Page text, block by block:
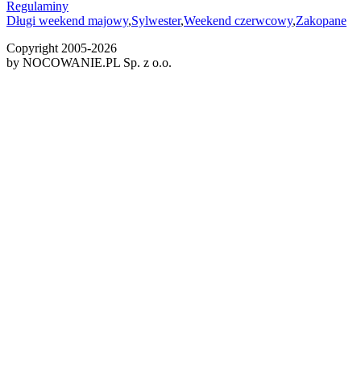
Regulaminy
Długi weekend majowy,Sylwester,Weekend czerwcowy,Zakopane
Copyright 2005-2026
by NOCOWANIE.PL Sp. z o.o.